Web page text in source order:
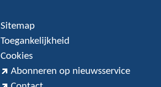
Sitemap
Toegankelijkheid
Cookies
Abonneren op nieuwsservice